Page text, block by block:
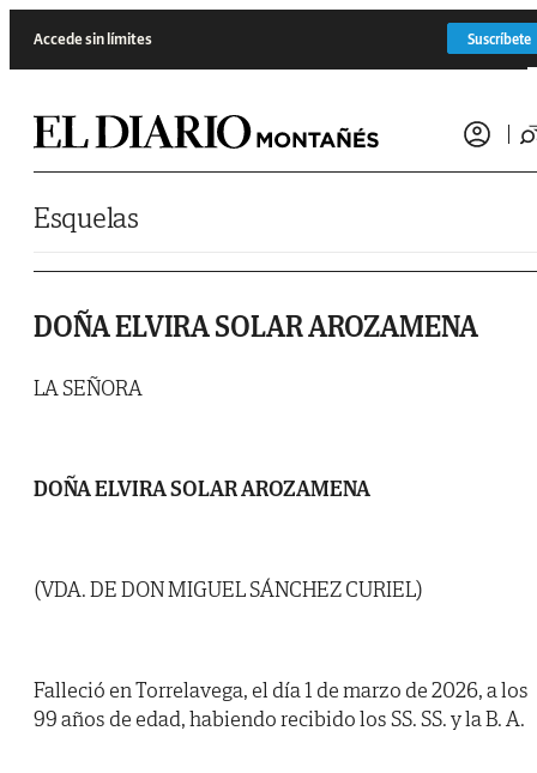
Accede sin límites Suscríbete
Esquelas
DOÑA ELVIRA SOLAR AROZAMENA
LA SEÑORA
DOÑA ELVIRA SOLAR AROZAMENA
(VDA. DE DON MIGUEL SÁNCHEZ CURIEL)
Falleció en Torrelavega, el día 1 de marzo de 2026, a los
99 años de edad, habiendo recibido los SS. SS. y la B. A.